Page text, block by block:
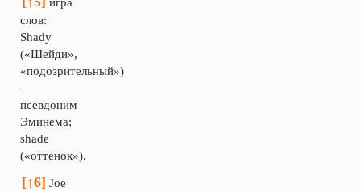
слов:
Shady
(«Шейди»,
«подозрительный»)
—
псевдоним
Эминема;
shade
(«оттенок»).
[↑6] Joe